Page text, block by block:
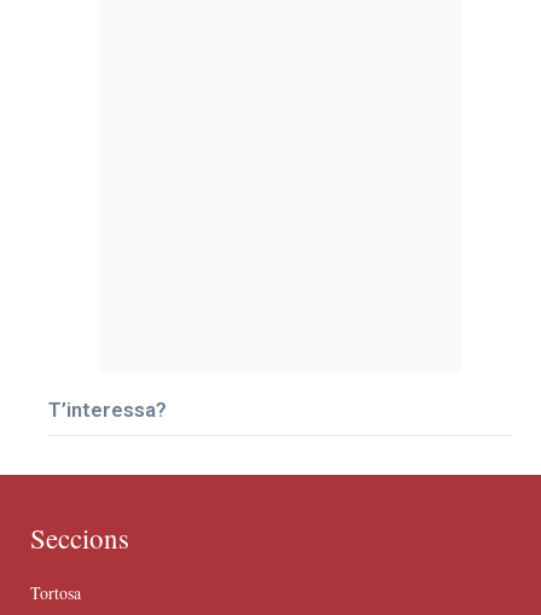
T’interessa?
Seccions
Tortosa